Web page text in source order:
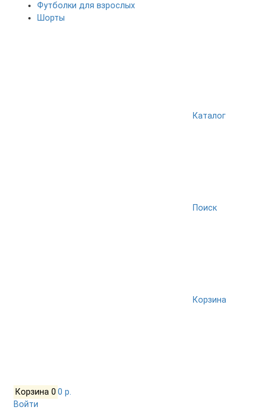
Футболки для взрослых
Шорты
Каталог
Поиск
Корзина
Корзина 0 0 р.
Войти